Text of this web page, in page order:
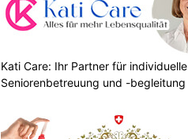
Kati Care: Ihr Partner für individuelle
Seniorenbetreuung und -begleitung